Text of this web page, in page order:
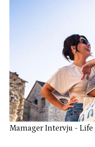
Mamager Intervju -Life